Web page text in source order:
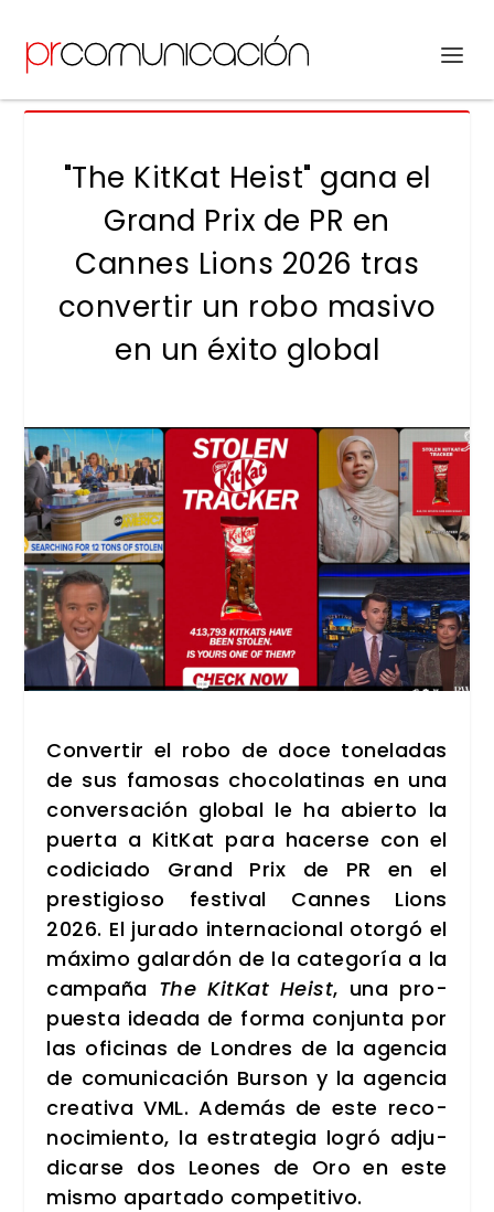
"The KitKat Heist" gana el
Grand Prix de PR en
Cannes Lions 2026 tras
convertir un robo masivo
en un éxito global
Con­ver­tir el robo de doce tone­la­das
de sus famo­sas cho­co­la­ti­nas en una
con­ver­sa­ción glo­bal le ha abier­to la
puer­ta a Kit­Kat para hacer­se con el
codi­cia­do Grand Prix de PR en el
pres­ti­gio­so fes­ti­val Can­nes Lions
2026. El jura­do inter­na­cio­nal otor­gó el
máxi­mo galar­dón de la cate­go­ría a la
cam­pa­ña The Kit­Kat Heist, una pro­
pues­ta idea­da de for­ma con­jun­ta por
las ofi­ci­nas de Lon­dres de la agen­cia
de comu­ni­ca­ción Bur­son y la agen­cia
crea­ti­va VML. Ade­más de este reco­
no­ci­mien­to, la estra­te­gia logró adju­
di­car­se dos Leo­nes de Oro en este
mis­mo apar­ta­do com­pe­ti­ti­vo.